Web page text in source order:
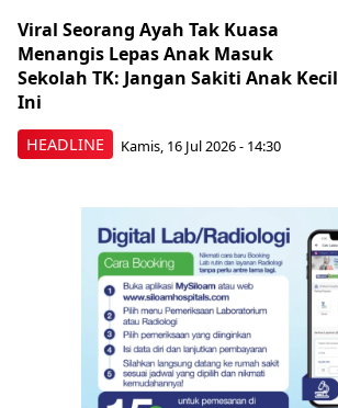
HEADLINE
Viral Seorang Ayah Tak Kuasa
Menangis Lepas Anak Masuk
Sekolah TK: Jangan Sakiti Anak Kecil
Ini
Kamis, 16 Jul 2026 - 14:30